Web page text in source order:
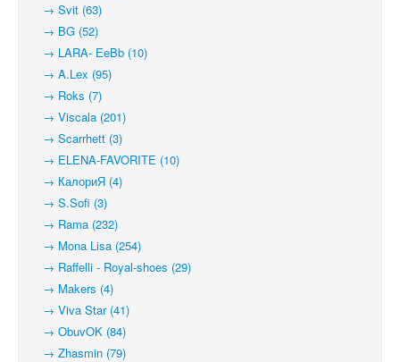
→ Svit (63)
→ BG (52)
→ LARA- EeBb (10)
→ A.Lex (95)
→ Roks (7)
→ Viscala (201)
→ Scarrhett (3)
→ ELENA-FAVORITE (10)
→ КалориЯ (4)
→ S.Sofi (3)
→ Rama (232)
→ Mona Lisa (254)
→ Raffelli - Royal-shoes (29)
→ Makers (4)
→ Viva Star (41)
→ ObuvOK (84)
→ Zhasmin (79)